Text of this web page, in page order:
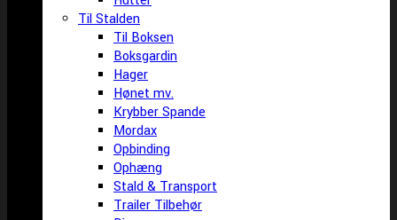
Til Stalden
Til Boksen
Boksgardin
Hager
Hønet mv.
Krybber Spande
Mordax
Opbinding
Ophæng
Stald & Transport
Trailer Tilbehør